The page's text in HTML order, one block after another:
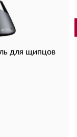
для щипцов